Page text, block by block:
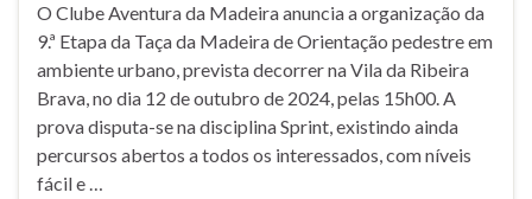
O Clube Aventura da Madeira anuncia a organização da
9.ª Etapa da Taça da Madeira de Orientação pedestre em
ambiente urbano, prevista decorrer na Vila da Ribeira
Brava, no dia 12 de outubro de 2024, pelas 15h00. A
prova disputa-se na disciplina Sprint, existindo ainda
percursos abertos a todos os interessados, com níveis
fácil e …